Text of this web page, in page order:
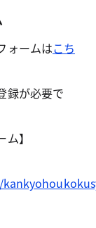
ォームはこち
録が必要で
】